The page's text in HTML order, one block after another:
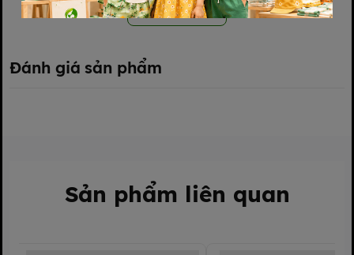
Xem thêm
Đánh giá sản phẩm
Sản phẩm liên quan